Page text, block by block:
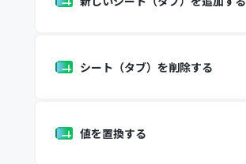
シート（タブ）を削除する
値を置換する